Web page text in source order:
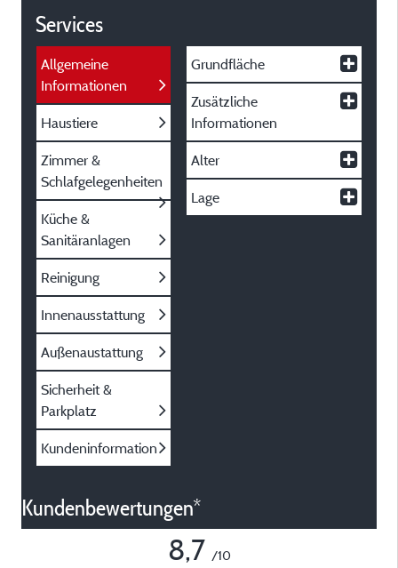
Services
Allgemeine
Informationen
Haustiere
Zimmer &
Schlafgelegenheiten
Küche &
Sanitäranlagen
Reinigung
Innenausstattung
Außenaustattung
Sicherheit &
Parkplatz
Kundeninformation
Grundfläche
Zusätzliche
Informationen
Alter
Lage
Kundenbewertungen*
8,7 /10